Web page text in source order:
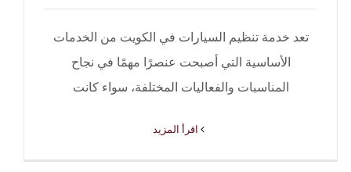
تعد خدمة تنظيم السيارات في الكويت من الخدمات
الأساسية التي أصبحت عنصرًا مهمًا في نجاح
المناسبات والفعاليات المختلفة، سواء كانت
‫اقرأ المزيد